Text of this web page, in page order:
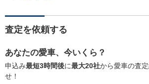
査定を依頼する
あなたの愛車、今いくら？
申込み最短3時間後に最大20社から愛車の査
せ！